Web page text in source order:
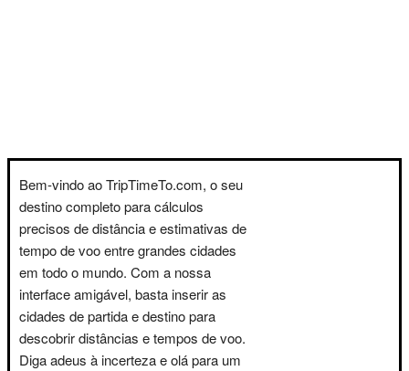
Bem-vindo ao TripTimeTo.com, o seu
destino completo para cálculos
precisos de distância e estimativas de
tempo de voo entre grandes cidades
em todo o mundo. Com a nossa
interface amigável, basta inserir as
cidades de partida e destino para
descobrir distâncias e tempos de voo.
Diga adeus à incerteza e olá para um